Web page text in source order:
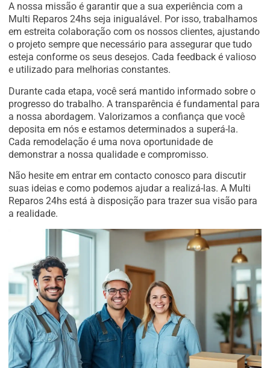
A nossa missão é garantir que a sua experiência com a
Multi Reparos 24hs seja inigualável. Por isso, trabalhamos
em estreita colaboração com os nossos clientes, ajustando
o projeto sempre que necessário para assegurar que tudo
esteja conforme os seus desejos. Cada feedback é valioso
e utilizado para melhorias constantes.
Durante cada etapa, você será mantido informado sobre o
progresso do trabalho. A transparência é fundamental para
a nossa abordagem. Valorizamos a confiança que você
deposita em nós e estamos determinados a superá-la.
Cada remodelação é uma nova oportunidade de
demonstrar a nossa qualidade e compromisso.
Não hesite em entrar em contacto conosco para discutir
suas ideias e como podemos ajudar a realizá-las. A Multi
Reparos 24hs está à disposição para trazer sua visão para
a realidade.